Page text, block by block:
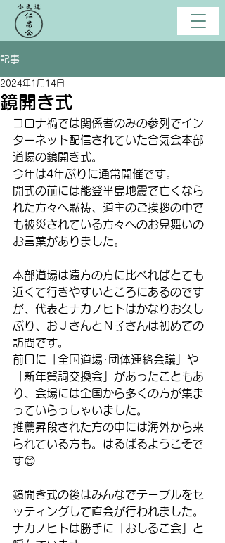
記事
鏡開き式
2024年1月14日
コロナ禍では関係者のみの参列でイン
ターネット配信されていた合気会本部
道場の鏡開き式。
今年は4年ぶりに通常開催です。
開式の前には能登半島地震で亡くなら
れた方々へ黙祷、道主のご挨拶の中で
も被災されている方々へのお見舞いの
お言葉がありました。
本部道場は遠方の方に比べればとても
近くて行きやすいところにあるのです
が、代表とナカノヒトはかなりお久し
ぶり、おＪさんとＮ子さんは初めての
訪問です。
前日に「全国道場･団体連絡会議」や
「新年賀詞交換会」があったこともあ
り、会場には全国から多くの方が集ま
っていらっしゃいました。
推薦昇段された方の中には海外から来
られている方も。はるばるようこそで
す😊
鏡開き式の後はみんなでテーブルをセ
ッティングして直会が行われました。
ナカノヒトは勝手に「おしるこ会」と